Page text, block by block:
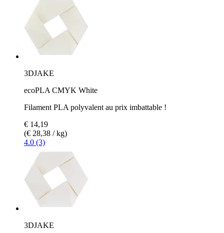
3DJAKE
ecoPLA CMYK White
Filament PLA polyvalent au prix imbattable !
€ 14,19
(€ 28,38 / kg)
4.0 (3)
3DJAKE